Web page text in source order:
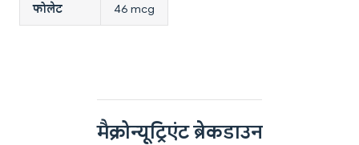
फोलेट 46 mcg
मैक्रोन्यूट्रिएंट ब्रेकडाउन